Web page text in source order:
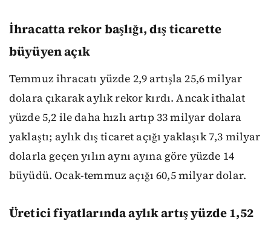
İhracatta rekor başlığı, dış ticarette
büyüyen açık
Temmuz ihracatı yüzde 2,9 artışla 25,6 milyar
dolara çıkarak aylık rekor kırdı. Ancak ithalat
yüzde 5,2 ile daha hızlı artıp 33 milyar dolara
yaklaştı; aylık dış ticaret açığı yaklaşık 7,3 milyar
dolarla geçen yılın aynı ayına göre yüzde 14
büyüdü. Ocak-temmuz açığı 60,5 milyar dolar.
Üretici fiyatlarında aylık artış yüzde 1,52